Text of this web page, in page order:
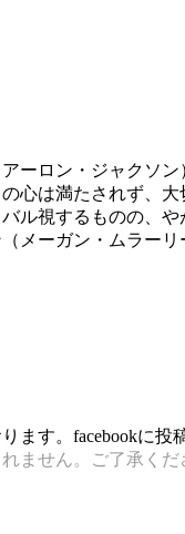
ロン・ジャクソ
は満たされず、大
視するものの、
ーガン・ムラー
す。facebookに投
ません。ご了承くだ